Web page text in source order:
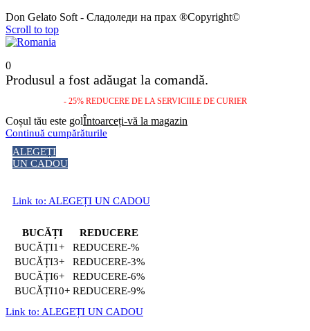
Don Gelato Soft - Сладоледи на прах ®Copyright©
Scroll to top
0
Produsul a fost adăugat la comandă.
- 25% REDUCERE DE LA SERVICIILE DE CURIER
Coșul tău este golÎntoarceți-vă la magazin
Continuă cumpărăturile
ALEGEȚI
UN CADOU
Link to: ALEGEȚI UN CADOU
BUCĂȚI
REDUCERE
1+
-%
3+
-3%
6+
-6%
10+
-9%
Link to: ALEGEȚI UN CADOU